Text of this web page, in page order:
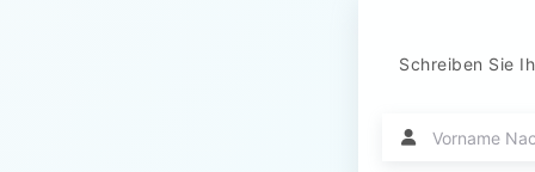
Schreiben Sie